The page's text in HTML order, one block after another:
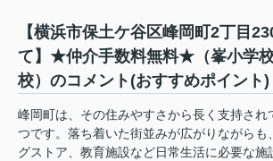
【横浜市保土ケ谷区峰岡町2丁目
て】★仲介手数料無料★（峯小学
校）のコメント(おすすめポイント)
峰岡町は、その住みやすさから長く支持され
つです。落ち着いた街並みが広がりながらも
グストア、教育施設など日常生活に必要な施